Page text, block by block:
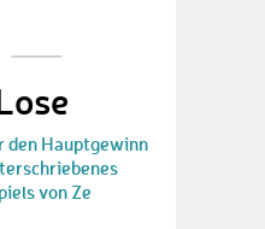
den Hauptgewinn
von Ze